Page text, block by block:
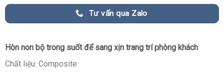
Tư vấn qua Zalo
Hòn non bộ trong suốt để sang xịn trang trí phòng khách
Chất liệu: Composite